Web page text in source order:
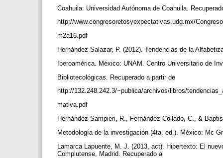
Coahuila: Universidad Autónoma de Coahuila.
http://www.congresoretosyexpectativas.udg.mx/
m2a16.pdf
Hernández Salazar, P. (2012). Tendencias de la
Iberoamérica. México: UNAM. Centro Universitario de
Bibliotecológicas. Recuperado a partir de
http://132.248.242.3/~publica/archivos/libros/
mativa.pdf
Hernández Sampieri, R., Fernández Collado, C., &
Metodología de la investigación (4ta. ed.). México: Mc
Lamarca Lapuente, M. J. (2013, act). Hipertexto: El
Complutense, Madrid. Recuperado a